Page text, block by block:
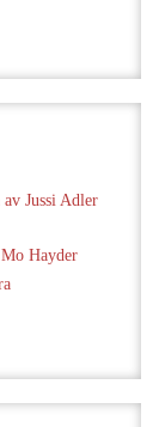
av Jussi Adler
Hayder